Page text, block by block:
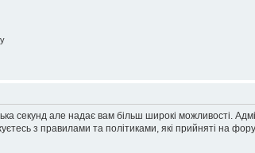
секунд але надає вам більш широкі можливості.
з правилами та політиками, які прийняті на